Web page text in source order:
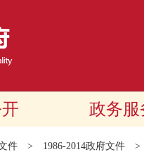
政务服
件 > 1986-2014政府文件